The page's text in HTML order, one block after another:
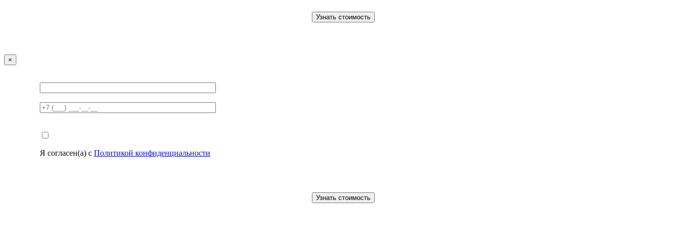
×
Я согласен(а) с Политикой конфиденциальности